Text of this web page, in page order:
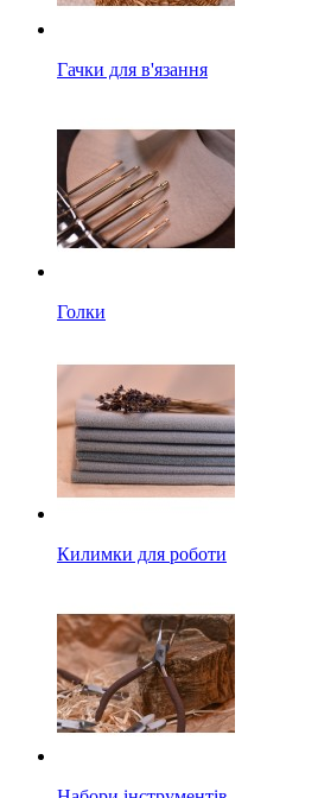
Гачки для в'язання
Голки
Килимки для роботи